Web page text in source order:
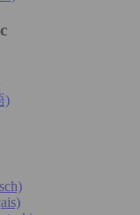
)